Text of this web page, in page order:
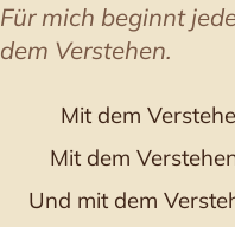
Für mich beginnt
dem Verstehen.
Mit dem
Mit dem
Und mit dem